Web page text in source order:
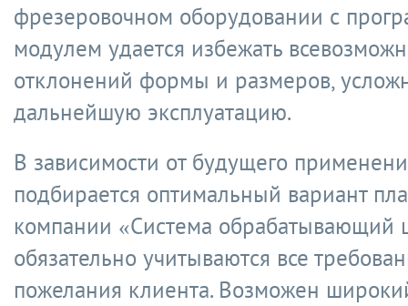
фрезеровочном оборудовании с
модулем удается избежать
отклонений формы и размеров,
дальнейшую эксплуатацию.
В зависимости от будущего
подбирается оптимальный вариант
компании «Система обрабатывающий
обязательно учитываются все
пожелания клиента. Возможен